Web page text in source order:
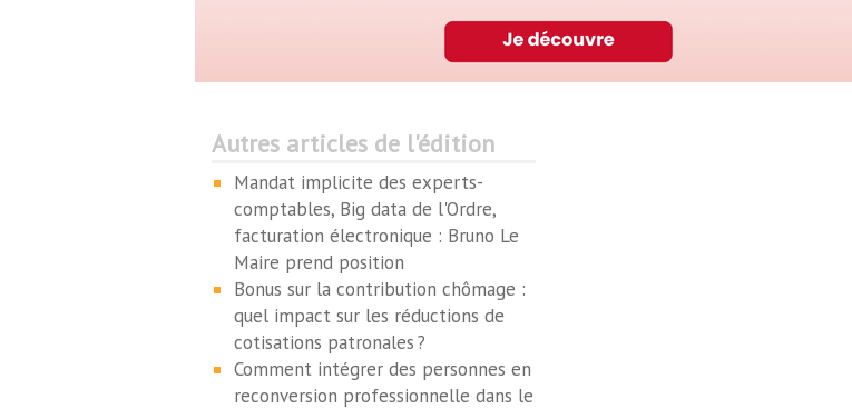
Autres articles de l'édition
Mandat implicite des experts-
comptables, Big data de l'Ordre,
facturation électronique : Bruno Le
Maire prend position
Bonus sur la contribution chômage :
quel impact sur les réductions de
cotisations patronales ?
Comment intégrer des personnes en
reconversion professionnelle dans le